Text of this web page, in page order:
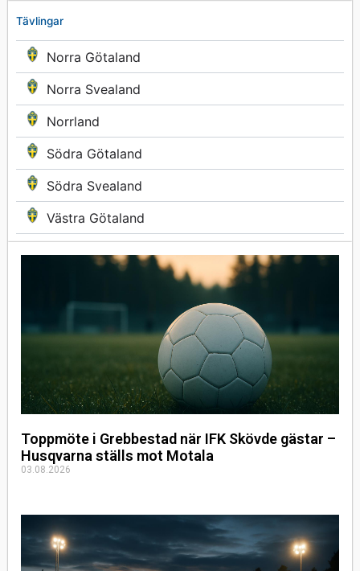
Tävlingar
Norra Götaland
Norra Svealand
Norrland
Södra Götaland
Södra Svealand
Västra Götaland
Toppmöte i Grebbestad när IFK Skövde gästar –
Husqvarna ställs mot Motala
03.08.2026